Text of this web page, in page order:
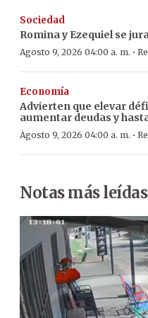
Sociedad
Romina y Ezequiel se
Agosto 9, 2026 04:00 a. m. ·
Economía
Advierten que elevar
aumentar deudas y
Agosto 9, 2026 04:00 a. m. ·
Notas más leídas